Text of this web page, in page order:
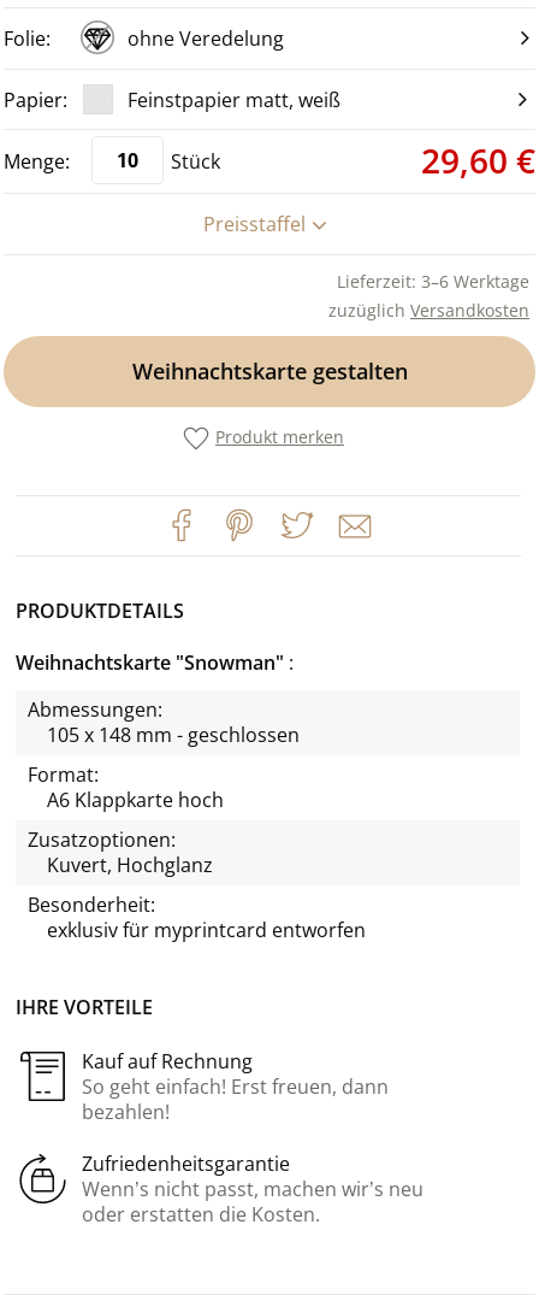
ohne Veredelung
Feinstpapier matt, weiß
Stück 29,60 €
Preisstaffel
Lieferzeit: 3–6 Werktage
zuzüglich Versandkosten
Weihnachtskarte gestalten
Produkt merken
IHRE VORTEILE
Kauf auf Rechnung
So geht einfach! Erst freuen, dann
bezahlen!
Zufriedenheitsgarantie
Wenn’s nicht passt, machen wir’s neu
oder erstatten die Kosten.
PRODUKTDETAILS
Weihnachtskarte "Snowman"
Abmessungen:
105 x 148 mm - geschlossen
Format:
A6 Klappkarte hoch
Zusatzoptionen:
Kuvert, Hochglanz
Besonderheit:
exklusiv für myprintcard entworfen